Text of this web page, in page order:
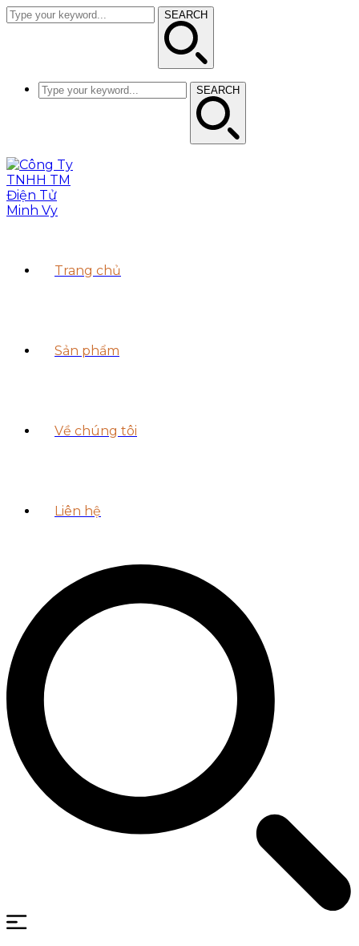
SEARCH
SEARCH
Trang chủ
Sản phẩm
Về chúng tôi
Liên hệ